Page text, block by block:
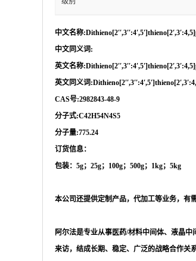
中文名称
中文同义词:
英文名称
英文同义词
CAS号:2982843-48-9
分子式:C42H54N4S5
分子量:775.24
订货信息：
包装： 5g；25g；100g；500g；1kg；5kg
本公司还提供定制产品，代加工等业务，有
阿尔法是专业从事医药/材料中间体、液晶中
来访，结成长期、稳定、广泛的战略合作关